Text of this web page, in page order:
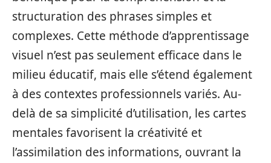
structuration des phrases simples et
complexes. Cette méthode d’apprentissage
visuel n’est pas seulement efficace dans le
milieu éducatif, mais elle s’étend également
à des contextes professionnels variés. Au-
delà de sa simplicité d’utilisation, les cartes
mentales favorisent la créativité et
l’assimilation des informations, ouvrant la